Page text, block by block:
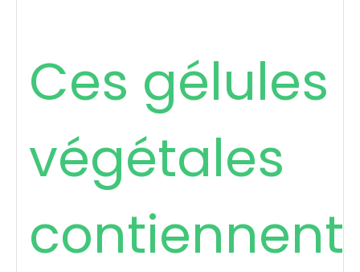
Ces gélules
végétales
contiennent